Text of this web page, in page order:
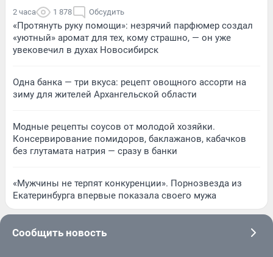
2 часа 1 878 Обсудить
«Протянуть руку помощи»: незрячий парфюмер создал
«уютный» аромат для тех, кому страшно, — он уже
увековечил в духах Новосибирск
Одна банка — три вкуса: рецепт овощного ассорти на
зиму для жителей Архангельской области
Модные рецепты соусов от молодой хозяйки.
Консервирование помидоров, баклажанов, кабачков
без глутамата натрия — сразу в банки
«Мужчины не терпят конкуренции». Порнозвезда из
Екатеринбурга впервые показала своего мужа
Сообщить новость